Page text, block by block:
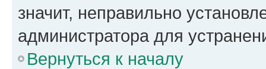
значит, неправильно
администратора для
Вернуться к началу